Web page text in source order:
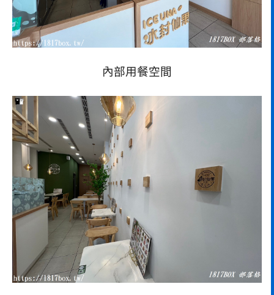
內部用餐空間